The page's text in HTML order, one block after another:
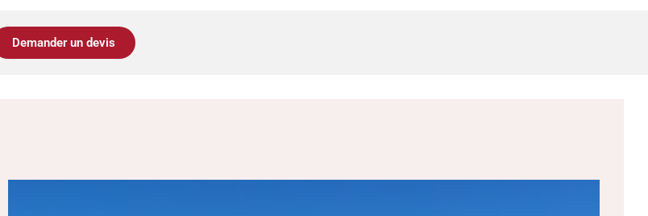
Demander un devis